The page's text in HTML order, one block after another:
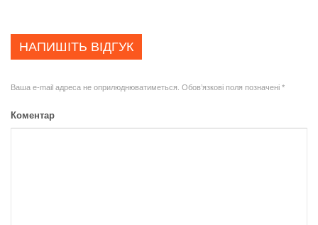
НАПИШІТЬ ВІДГУК
Ваша e-mail адреса не оприлюднюватиметься. Обов’язкові поля позначені *
Коментар